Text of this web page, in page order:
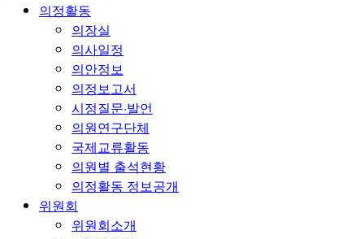
의정활동
의장실
의사일정
의안정보
의정보고서
시정질문·발언
의원연구단체
국제교류활동
의원별 출석현황
의정활동 정보공개
위원회
위원회소개